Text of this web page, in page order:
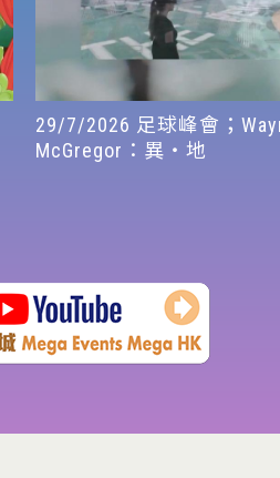
29/7/2026 足球峰會；
McGregor：異・地